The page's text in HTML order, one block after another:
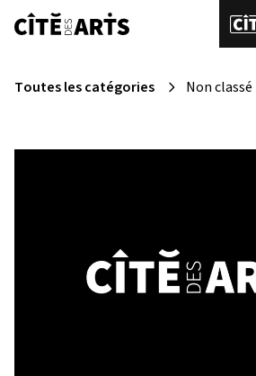
Toutes les catégories Non classé